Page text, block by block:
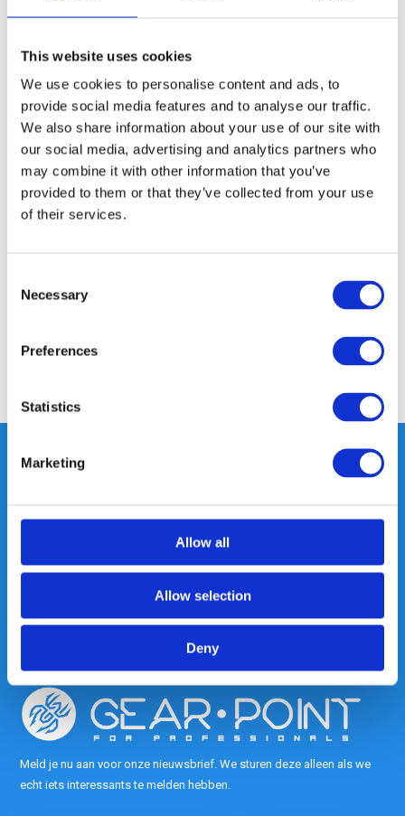
This website uses cookies
We use cookies to personalise content and ads, to
provide social media features and to analyse our traffic.
We also share information about your use of our site with
our social media, advertising and analytics partners who
may combine it with other information that you’ve
provided to them or that they’ve collected from your use
of their services.
Selection
Necessary
Preferences
Statistics
Marketing
Allow all
Allow selection
Deny
14 DAGEN RETOURTERMIJN
350m2 FYSIEKE WINKEL
24/7 ONLINE WINKELEN
Productomschrijving
contact met ons op.
Out of the box met klanten meedenken
is onze kracht.
info@gearpoint.nl
Meld je nu aan voor onze nieuwsbrief. We sturen deze alleen als we
echt iets interessants te melden hebben.